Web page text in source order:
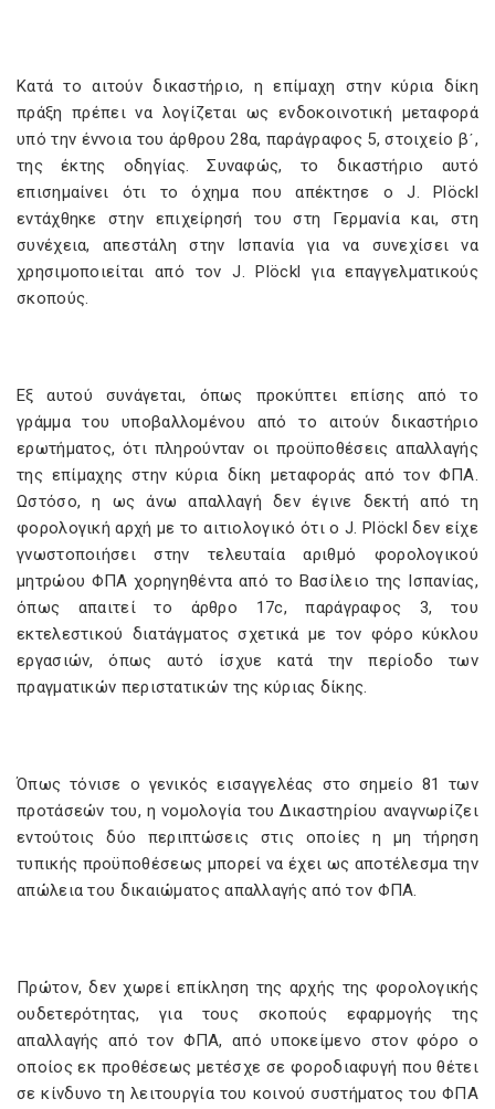
Κατά το αιτούν δικαστήριο, η επίμαχη στην κύρια δίκη
πράξη πρέπει να λογίζεται ως ενδοκοινοτική μεταφορά
υπό την έννοια του άρθρου 28α, παράγραφος 5, στοιχείο βʹ,
της έκτης οδηγίας. Συναφώς, το δικαστήριο αυτό
επισημαίνει ότι το όχημα που απέκτησε ο J. Plöckl
εντάχθηκε στην επιχείρησή του στη Γερμανία και, στη
συνέχεια, απεστάλη στην Ισπανία για να συνεχίσει να
χρησιμοποιείται από τον J. Plöckl για επαγγελματικούς
σκοπούς.
Εξ αυτού συνάγεται, όπως προκύπτει επίσης από το
γράμμα του υποβαλλομένου από το αιτούν δικαστήριο
ερωτήματος, ότι πληρούνταν οι προϋποθέσεις απαλλαγής
της επίμαχης στην κύρια δίκη μεταφοράς από τον ΦΠΑ.
Ωστόσο, η ως άνω απαλλαγή δεν έγινε δεκτή από τη
φορολογική αρχή με το αιτιολογικό ότι ο J. Plöckl δεν είχε
γνωστοποιήσει στην τελευταία αριθμό φορολογικού
μητρώου ΦΠΑ χορηγηθέντα από το Βασίλειο της Ισπανίας,
όπως απαιτεί το άρθρο 17c, παράγραφος 3, του
εκτελεστικού διατάγματος σχετικά με τον φόρο κύκλου
εργασιών, όπως αυτό ίσχυε κατά την περίοδο των
πραγματικών περιστατικών της κύριας δίκης.
Όπως τόνισε ο γενικός εισαγγελέας στο σημείο 81 των
προτάσεών του, η νομολογία του Δικαστηρίου αναγνωρίζει
εντούτοις δύο περιπτώσεις στις οποίες η μη τήρηση
τυπικής προϋποθέσεως μπορεί να έχει ως αποτέλεσμα την
απώλεια του δικαιώματος απαλλαγής από τον ΦΠΑ.
Πρώτον, δεν χωρεί επίκληση της αρχής της φορολογικής
ουδετερότητας, για τους σκοπούς εφαρμογής της
απαλλαγής από τον ΦΠΑ, από υποκείμενο στον φόρο ο
οποίος εκ προθέσεως μετέσχε σε φοροδιαφυγή που θέτει
σε κίνδυνο τη λειτουργία του κοινού συστήματος του ΦΠΑ